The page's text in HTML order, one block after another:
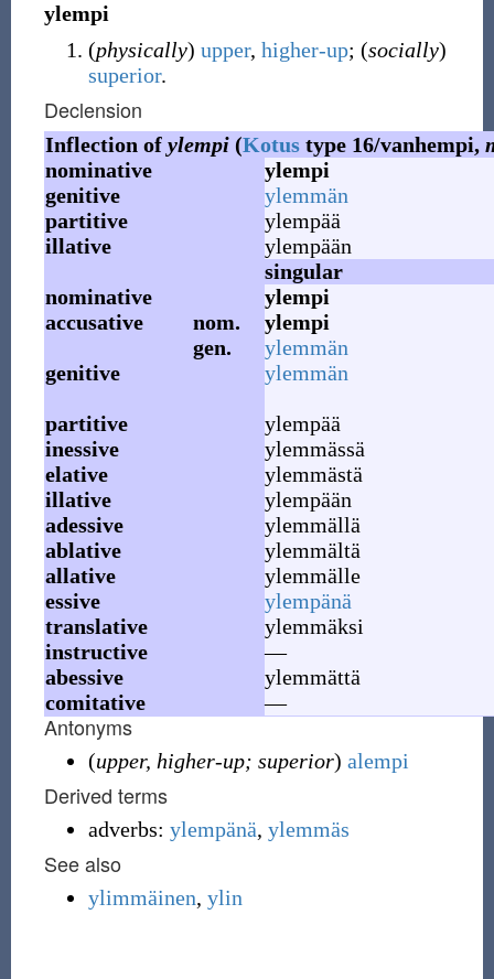
ylempi
(physically) upper, higher-up; (socially)
superior.
Declension
Inflection of ylempi(Kotustype 16/vanhempi,
nominative
ylempi
genitive
ylemmän
partitive
ylempää
illative
ylempään
singular
nominative
ylempi
accusative
nom.
ylempi
gen.
ylemmän
genitive
ylemmän
partitive
ylempää
inessive
ylemmässä
elative
ylemmästä
illative
ylempään
adessive
ylemmällä
ablative
ylemmältä
allative
ylemmälle
essive
ylempänä
translative
ylemmäksi
instructive
—
abessive
ylemmättä
comitative
—
Antonyms
(upper, higher-up; superior) alempi
Derived terms
adverbs: ylempänä, ylemmäs
See also
ylimmäinen, ylin